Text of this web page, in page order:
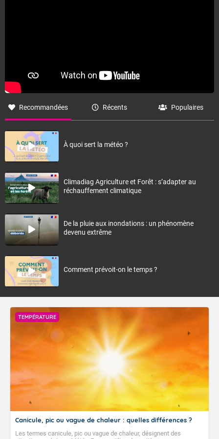
Recommandées Récents Populaires
À quoi sert la météo ?
Climadiag Agriculture et Forêt : s’adapter au
réchauffement climatique
De la pluie aux inondations : un phénomène
devenu extrême
Comment prévoit-on le temps ?
TEMPÉRATURE
Canicule, pic ou vague de chaleur : quelles différences ?
Les termes canicule, pic ou vague de chaleur, désignent des